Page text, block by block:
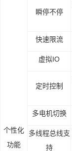
个性化
功能
瞬停不停
快速限流
虚拟IO
定时控制
多电机切换
多线程总线支
持